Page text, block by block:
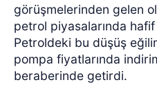
görüşmelerinden gelen
petrol piyasalarında
Petroldeki bu düşüş
pompa fiyatlarında
beraberinde getirdi.